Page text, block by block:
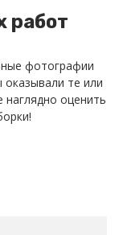
работ
фотографии
те или
оценить